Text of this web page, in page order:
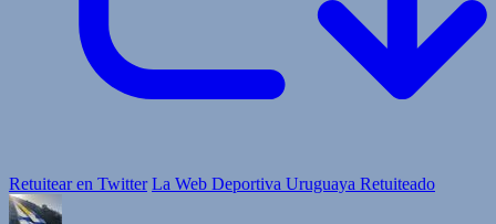
Retuitear en Twitter La Web Deportiva Uruguaya Retuiteado